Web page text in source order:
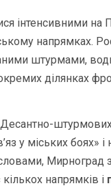
інтенсивними на
напрямках.
штурмами,
ділянках
штурмових
у міських боях» і
словами,
напрямків і